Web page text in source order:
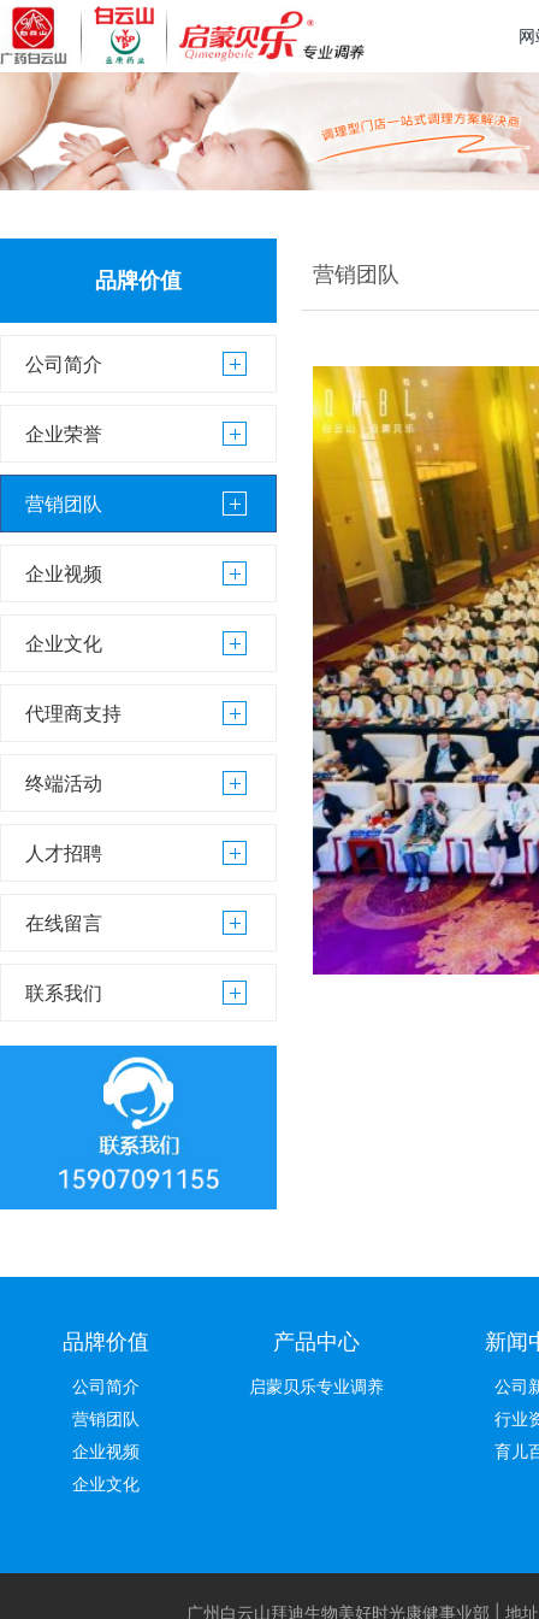
品牌价值
公司简介
企业荣誉
营销团队
企业视频
企业文化
代理商支持
终端活动
人才招聘
在线留言
联系我们
营销团队
品牌价值
公司简介
营销团队
企业视频
企业文化
产品中心
启蒙贝乐专业调养
新闻
公司
行业
育儿
广州白云山拜迪生物美好时光康健事业部 |